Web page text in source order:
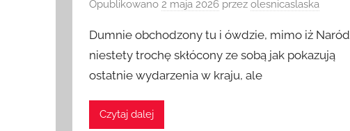
Opublikowano2 maja 2026 przezolesnicaslaska
Dumnie obchodzony tu i ówdzie, mimo iż Naród
niestety trochę skłócony ze sobą jak pokazują
ostatnie wydarzenia w kraju, ale
Czytaj dalej